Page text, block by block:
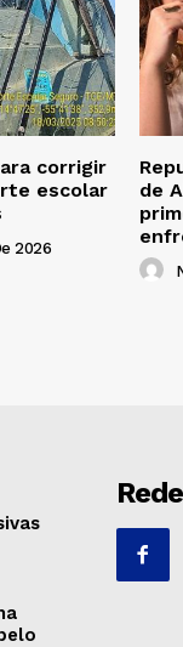
corrigir
escolar
2026
de